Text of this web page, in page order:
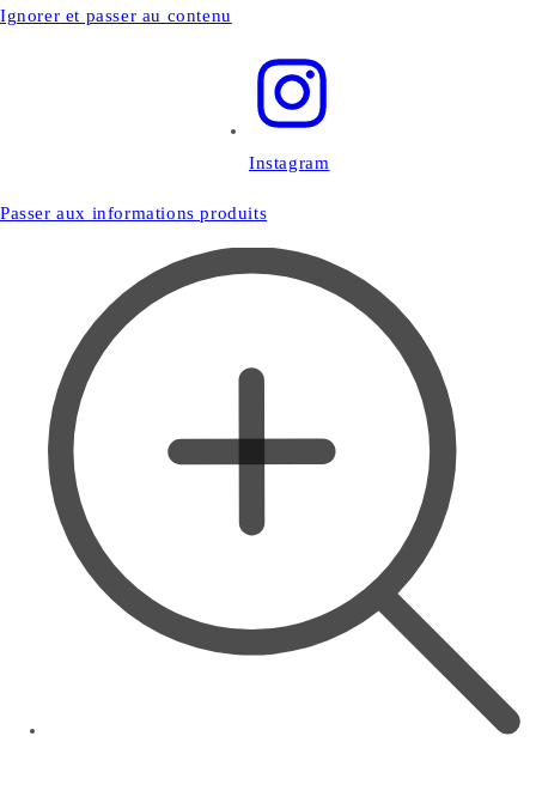
Ignorer et passer au contenu
Instagram
Passer aux informations produits